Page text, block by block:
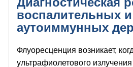
воспалительных и
аутоиммунных
Флуоресценция возникает,
ультрафиолетового